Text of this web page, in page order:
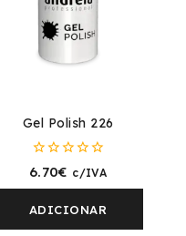
Gel Polish 226
0
5
6.70€ c/IVA
ADICIONAR